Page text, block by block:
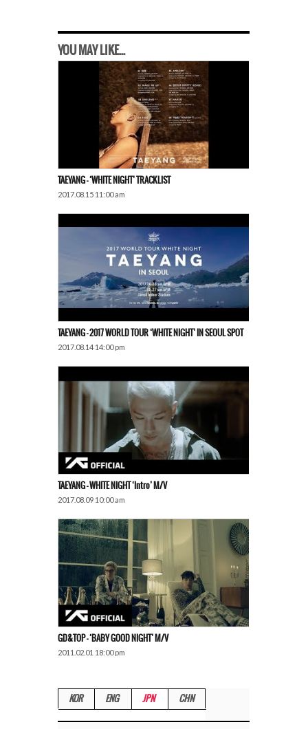
YOU MAY LIKE...
TAEYANG – ‘WHITE NIGHT’ TRACKLIST
2017.08.15 11:00 am
TAEYANG – 2017 WORLD TOUR ‘WHITE NIGHT’ IN SEOUL SPOT
2017.08.14 14:00 pm
TAEYANG – WHITE NIGHT ‘Intro’ M/V
2017.08.09 10:00 am
GD&TOP – ‘BABY GOOD NIGHT’ M/V
2011.02.01 18:00 pm
KOR ENG JPN CHN